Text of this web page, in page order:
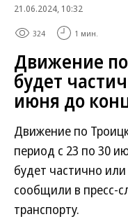
21.06.2024, 10:32
324 1 мин.
Движение
будет
июня до
Движение по
период с 23 по 30
будет частично
сообщили в пресс-
транспорту.